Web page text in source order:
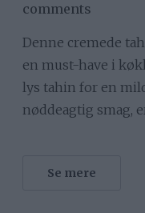
comments
Denne cremede
en must-have i
lys tahin for en
nøddeagtig smag,
Se mere